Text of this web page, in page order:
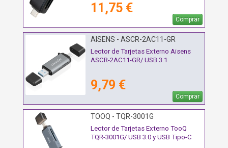
11,75 €
Comprar
AISENS - ASCR-2AC11-GR
Lector de Tarjetas Externo Aisens
ASCR-2AC11-GR/ USB 3.1
9,79 €
Comprar
TOOQ - TQR-3001G
Lector de Tarjetas Externo TooQ
TQR-3001G/ USB 3.0 y USB Tipo-C